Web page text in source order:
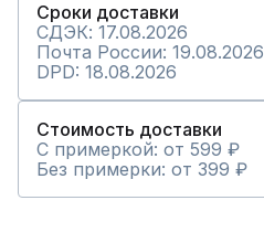
Сроки доставки
СДЭК: 17.08.2026
Почта России: 19.08.2026
DPD: 18.08.2026
Стоимость доставки
С примеркой: от 599 ₽
Без примерки: от 399 ₽